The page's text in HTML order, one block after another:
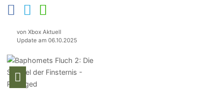
von Xbox Aktuell
Update am 06.10.2025